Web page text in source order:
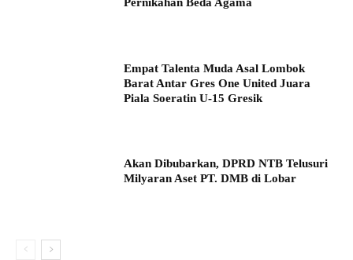
Empat Talenta Muda Asal Lombok
Barat Antar Gres One United Juara
Piala Soeratin U-15 Gresik
Akan Dibubarkan, DPRD NTB Telusuri
Milyaran Aset PT. DMB di Lobar